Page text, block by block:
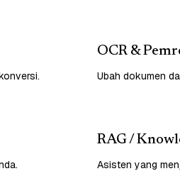
OCR &
Ubah dokumen
RAG /
Asisten yang